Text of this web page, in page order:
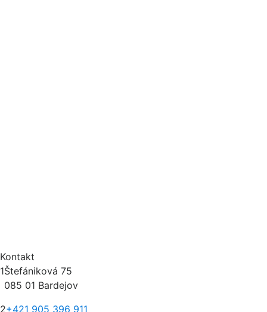
Kontakt
1Štefániková 75
085 01 Bardejov
2+421 905 396 911